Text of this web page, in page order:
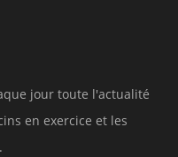
jour toute l'actualité
en exercice et les